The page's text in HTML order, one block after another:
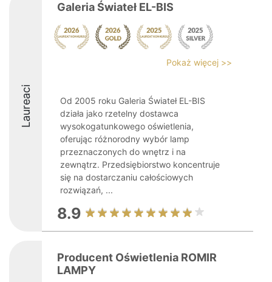
Laureaci
Galeria Świateł EL-BIS
Pokaż więcej >>
Od 2005 roku Galeria Świateł EL-BIS
działa jako rzetelny dostawca
wysokogatunkowego oświetlenia,
oferując różnorodny wybór lamp
przeznaczonych do wnętrz i na
zewnątrz. Przedsiębiorstwo koncentruje
się na dostarczaniu całościowych
rozwiązań, ...
8.9
Producent Oświetlenia ROMIR
LAMPY